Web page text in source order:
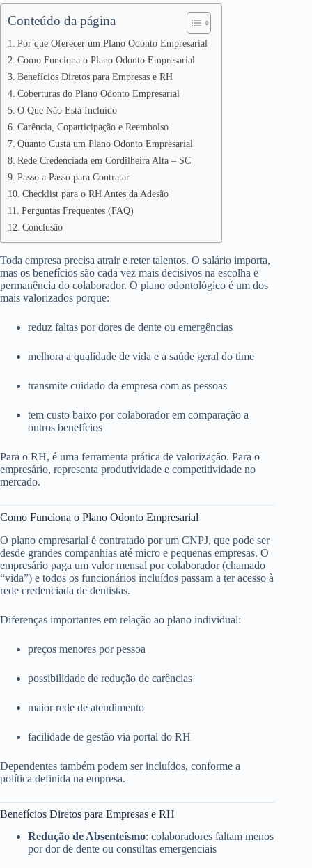
Conteúdo da página
Por que Oferecer um Plano Odonto Empresarial
Como Funciona o Plano Odonto Empresarial
Benefícios Diretos para Empresas e RH
Coberturas do Plano Odonto Empresarial
O Que Não Está Incluído
Carência, Coparticipação e Reembolso
Quanto Custa um Plano Odonto Empresarial
Rede Credenciada em Cordilheira Alta – SC
Passo a Passo para Contratar
Checklist para o RH Antes da Adesão
Perguntas Frequentes (FAQ)
Conclusão
Toda empresa precisa atrair e reter talentos. O salário importa,
mas os benefícios são cada vez mais decisivos na escolha e
permanência do colaborador. O plano odontológico é um dos
mais valorizados porque:
reduz faltas por dores de dente ou emergências
melhora a qualidade de vida e a saúde geral do time
transmite cuidado da empresa com as pessoas
tem custo baixo por colaborador em comparação a
outros benefícios
Para o RH, é uma ferramenta prática de valorização. Para o
empresário, representa produtividade e competitividade no
mercado.
Como Funciona o Plano Odonto Empresarial
O plano empresarial é contratado por um CNPJ, que pode ser
desde grandes companhias até micro e pequenas empresas. O
empresário paga um valor mensal por colaborador (chamado
“vida”) e todos os funcionários incluídos passam a ter acesso à
rede credenciada de dentistas.
Diferenças importantes em relação ao plano individual:
preços menores por pessoa
possibilidade de redução de carências
maior rede de atendimento
facilidade de gestão via portal do RH
Dependentes também podem ser incluídos, conforme a
política definida na empresa.
Benefícios Diretos para Empresas e RH
Redução de Absenteísmo: colaboradores faltam menos
por dor de dente ou consultas emergenciais